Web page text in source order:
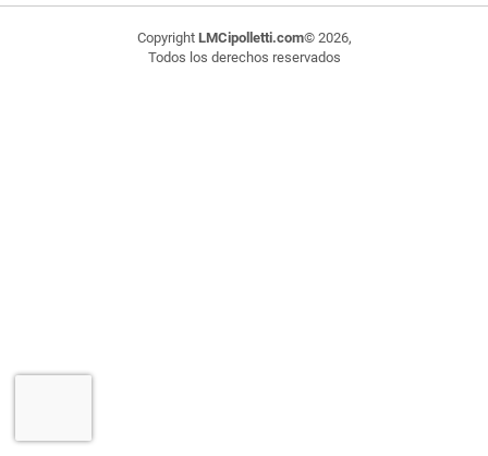
Copyright LMCipolletti.com© 2026,
Todos los derechos reservados